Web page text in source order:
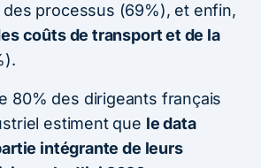
processus (69%), et enfin,
coûts de transport et de la
80% des dirigeants français
estiment que le data
intégrante de leurs